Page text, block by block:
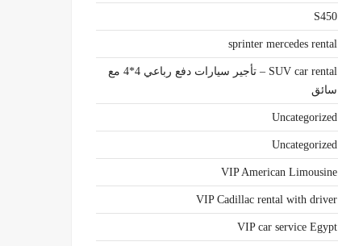
S450
sprinter mercedes rental
SUV car rental – تأجير سيارات دفع رباعي 4*4 مع
سائق
Uncategorized
Uncategorized
VIP American Limousine
VIP Cadillac rental with driver
VIP car service Egypt